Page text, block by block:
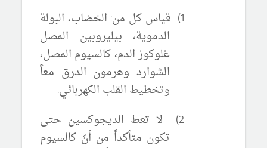
1) قياس كل من: الخضاب، البولة
الدموية، بيليروبين المصل
غلوكوز الدم، كالسيوم المصل،
الشوارد وهرمون الدرق معاً
وتخطيط القلب الكهربائي.
2)
لا تعط الديجوكسين حتى
تكون متأكداً من أنّ كالسيوم